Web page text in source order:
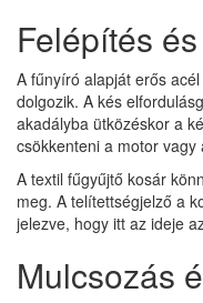
Felépítés
A fűnyíró alapját erős
dolgozik. A kés
akadályba ütközéskor a
csökkenteni a motor
A textil fűgyűjtő kosár
meg. A telítettségjelző a
jelezve, hogy itt az ideje
Mulcsozás